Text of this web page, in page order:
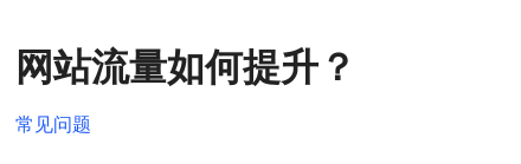
网站流量如何提升？
常见问题